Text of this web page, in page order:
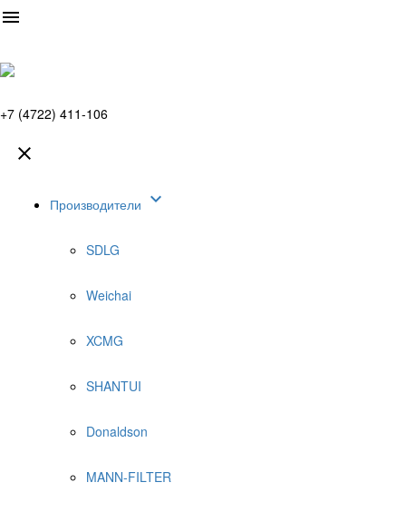

+7 (4722) 411-106

Производители 
SDLG
Weichai
XCMG
SHANTUI
Donaldson
MANN-FILTER